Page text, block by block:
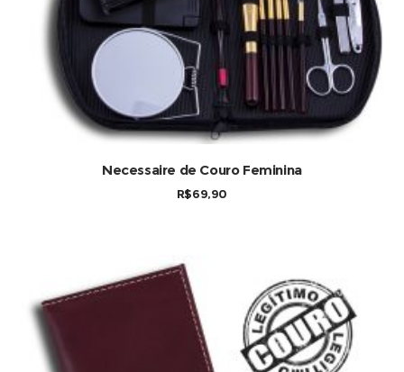
COMPRAR
Necessaire de Couro Feminina
R$69,90